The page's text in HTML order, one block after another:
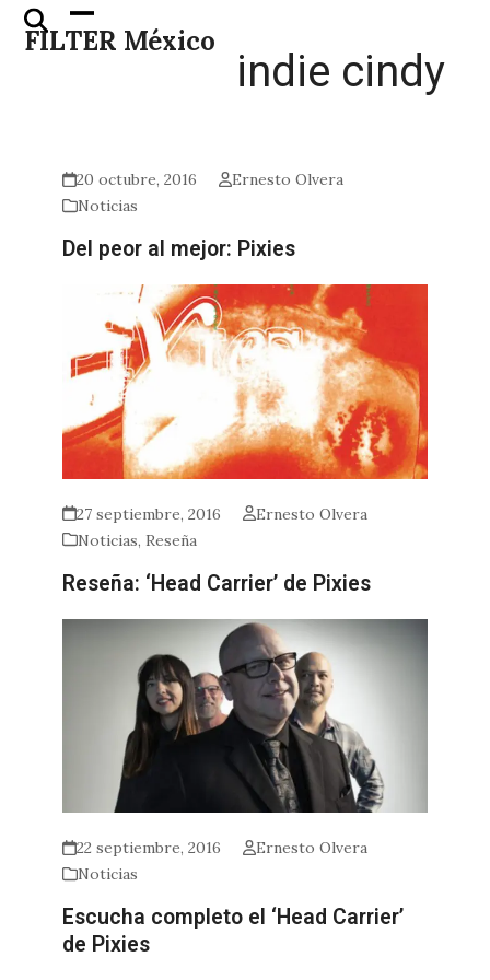
Skip
FILTER México
Open
mobile
Close
mobile
indie cindy
20 octubre, 2016
Ernesto Olvera
Noticias
Del peor al mejor: Pixies
27 septiembre, 2016
Ernesto Olvera
Noticias,Reseña
Reseña: ‘Head Carrier’ de Pixies
22 septiembre, 2016
Ernesto Olvera
Noticias
Escucha completo el ‘Head Carrier’
de Pixies